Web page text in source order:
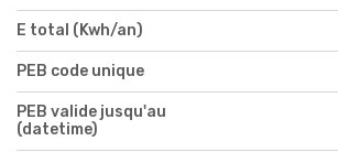
E total (Kwh/an)
PEB code unique
PEB valide jusqu'au
(datetime)